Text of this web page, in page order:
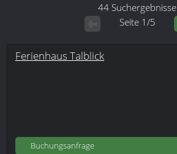
44 Suchergebnisse
Seite 1/5
Ferienhaus Talblick
Buchungsanfrage